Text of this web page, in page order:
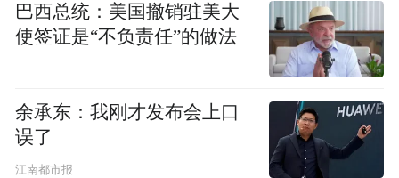
巴西总统：美国撤销驻美大
使签证是“不负责任”的做法
余承东：我刚才发布会上口
误了
江南都市报